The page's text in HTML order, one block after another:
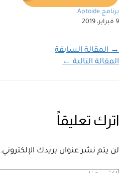
برنامج Aptoide
9 فبراير، 2019
→المقالة السابقة
المقالة التالية←
اترك تعليقاً
لن يتم نشر عنوان بريدك الإلكتروني.